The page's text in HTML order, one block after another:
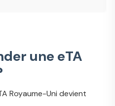
une eTA
Royaume-Uni devient